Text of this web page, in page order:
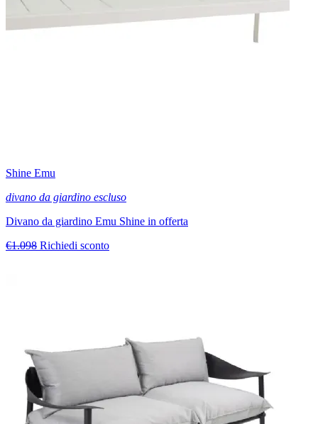
Shine Emu
divano da giardino escluso
Divano da giardino Emu Shine in offerta
€1.098 Richiedi sconto